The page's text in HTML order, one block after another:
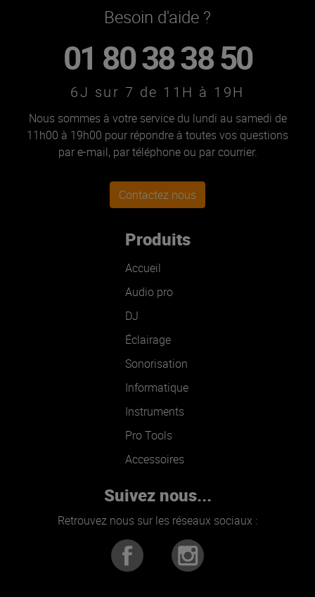
Besoin d'aide ?
01 80 38 38 50
6J sur 7 de 11H à 19H
Nous sommes à votre service du lundi au samedi de
11h00 à 19h00 pour répondre à toutes vos questions
par e-mail, par téléphone ou par courrier.
Contactez nous
Produits
Accueil
Audio pro
DJ
Éclairage
Sonorisation
Informatique
Instruments
Pro Tools
Accessoires
Suivez nous...
Retrouvez nous sur les réseaux sociaux :